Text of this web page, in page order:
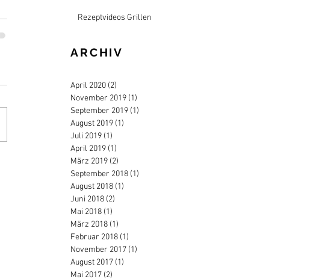
ARCHIV
Rezeptvideos Grillen
April 2020 (2)
November 2019 (1)
September 2019 (1)
August 2019 (1)
Juli 2019 (1)
April 2019 (1)
März 2019 (2)
September 2018 (1)
August 2018 (1)
Juni 2018 (2)
Mai 2018 (1)
März 2018 (1)
Februar 2018 (1)
November 2017 (1)
August 2017 (1)
Mai 2017 (2)